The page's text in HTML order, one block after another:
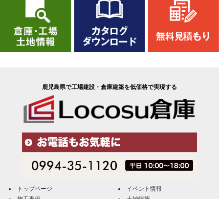
鹿児島県で工場建設・倉庫建築を低価格で実現する
トップページ
イベント情報